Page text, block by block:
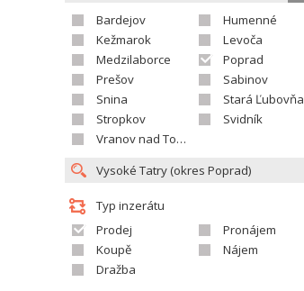
Bardejov
Humenné
Kežmarok
Levoča
Medzilaborce
Poprad
Prešov
Sabinov
Snina
Stará Ľubovňa
Stropkov
Svidník
Vranov nad Topľou
Typ inzerátu
Prodej
Pronájem
Koupě
Nájem
Dražba